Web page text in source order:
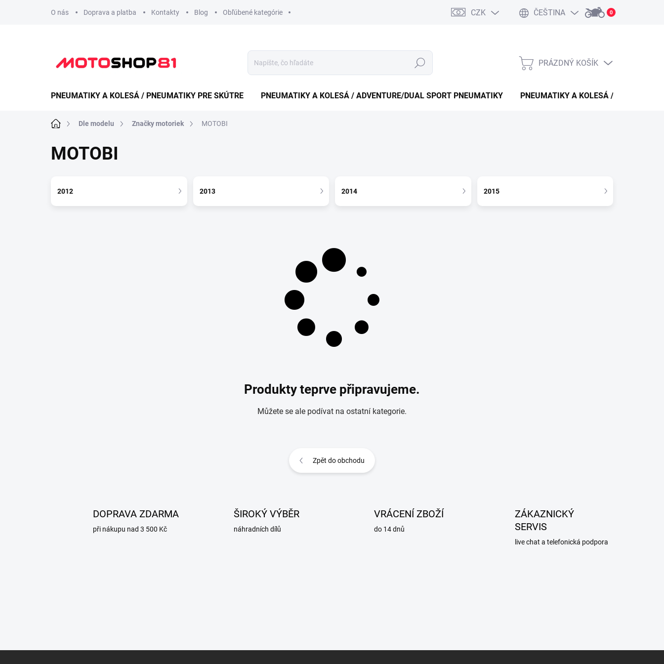
O nás Doprava a platba Kontakty Blog Obľúbené kategórie CZK ČEŠTINA 0
Hledat
NÁKUPNÍ
PRÁZDNÝ KOŠÍK
PNEUMATIKY A KOLESÁ / PNEUMATIKY PRE SKÚTRE PNEUMATIKY A KOLESÁ / ADVENTURE/DUAL SPORT PNEUMATIKY PNEUMATIKY A KOLESÁ / CESTNÉ
Domů Dle modelu Značky motoriek MOTOBI
MOTOBI
2012 2013 2014 2015
Produkty teprve připravujeme.
Můžete se ale podívat na ostatní kategorie.
Zpět do obchodu
DOPRAVA ZDARMA
při nákupu nad 3 500 Kč
ŠIROKÝ VÝBĚR
náhradních dílů
VRÁCENÍ ZBOŽÍ
do 14 dnů
ZÁKAZNICKÝ
SERVIS
live chat a telefonická podpora